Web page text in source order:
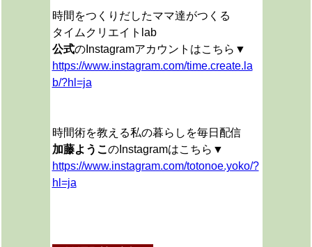
時間をつくりだしたママ達がつくる
タイムクリエイトlab
公式のInstagramアカウントはこちら▼
https://www.instagram.com/time.create.la
b/?hl=ja
時間術を教える私の暮らしを毎日配信
加藤ようこ のInstagramはこちら▼
https://www.instagram.com/totonoe.yoko/?
hl=ja